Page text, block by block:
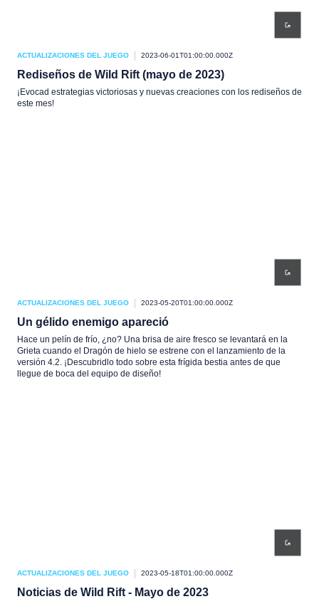
ACTUALIZACIONES DEL JUEGO 2023-06-01T01:00:00.000Z
Rediseños de Wild Rift (mayo de 2023)
¡Evocad estrategias victoriosas y nuevas creaciones con los rediseños de
este mes!
ACTUALIZACIONES DEL JUEGO 2023-05-20T01:00:00.000Z
Un gélido enemigo apareció
Hace un pelín de frío, ¿no? Una brisa de aire fresco se levantará en la
Grieta cuando el Dragón de hielo se estrene con el lanzamiento de la
versión 4.2. ¡Descubridlo todo sobre esta frígida bestia antes de que
llegue de boca del equipo de diseño!
ACTUALIZACIONES DEL JUEGO 2023-05-18T01:00:00.000Z
Noticias de Wild Rift - Mayo de 2023